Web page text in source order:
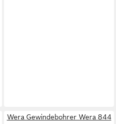
Wera Gewindebohrer Wera 844